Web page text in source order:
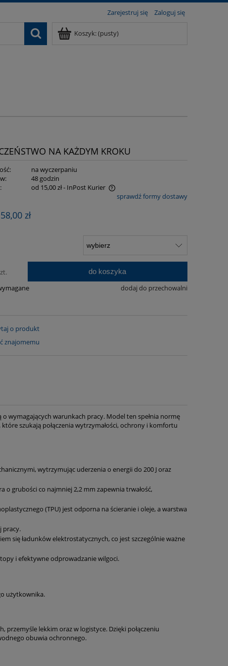
Zarejestruj się Zaloguj się
Koszyk:(pusty)
NA KAŻDYM KROKU
na wyczerpaniu
48 godzin
od 15,00 zł- InPost Kurier
sprawdź formy dostawy
zł
do koszyka
dodaj do przechowalni
o produkt
znajomemu
wymagających warunkach pracy. Model ten spełnia normę
szukają połączenia wytrzymałości, ochrony i komfortu
wytrzymując uderzenia o energii do 200 J oraz
o grubości co najmniej 2,2 mm zapewnia trwałość,
(TPU) jest odporna na ścieranie i oleje, a warstwa
pracy.
się ładunków elektrostatycznych, co jest szczególnie ważne
i efektywne odprowadzanie wilgoci.
użytkownika.
przemyśle lekkim oraz w logistyce. Dzięki połączeniu
obuwia ochronnego.